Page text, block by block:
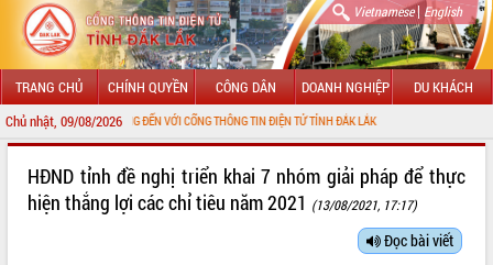
Vietnamese| English
TRANG CHỦ CHÍNH QUYỀN CÔNG DÂN DOANH NGHIỆP DU KHÁCH
Chủ nhật, 09/08/2026
CHÀO MỪNG ĐẾN VỚI CỔNG THÔNG TIN ĐIỆN TỬ TỈNH ĐẮK LẮK
LÃNH ĐẠO UBND TỈNH
HĐND tỉnh đề nghị triển khai 7 nhóm giải pháp để thực
hiện thắng lợi các chỉ tiêu năm 2021 (13/08/2021, 17:17)
Đọc bài viết